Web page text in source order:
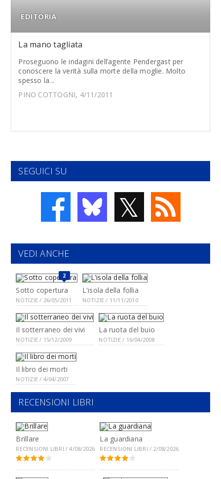
EDITORIA
La mano tagliata
Proseguono le indagini dell’agente Pendergast per
conoscere la verità sulla morte della moglie. Molto
spesso la...
PINO COTTOGNI, 4/11/2011
SEGUICI SU
𝕏
VEDI ANCHE
2
Sotto copertura
NOTIZIE / 26/05/2011
L'isola della follia
NOTIZIE / 11/11/2010
Il sotterraneo dei vivi
NOTIZIE / 15/12/2009
La ruota del buio
NOTIZIE / 16/04/2008
Il libro dei morti
NOTIZIE / 4/04/2007
RECENSIONI LIBRI
Brillare
RECENSIONI LIBRI / 4/08/2026
La guardiana
RECENSIONI LIBRI / 2/08/2026